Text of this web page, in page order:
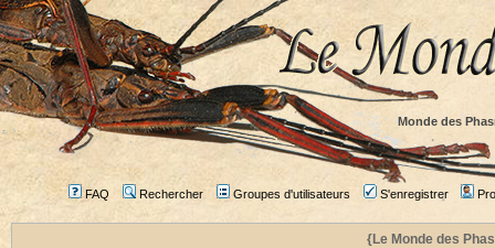
Monde des
FAQ Rechercher Groupes d'utilisateurs S'enregistrer
{Le Monde des